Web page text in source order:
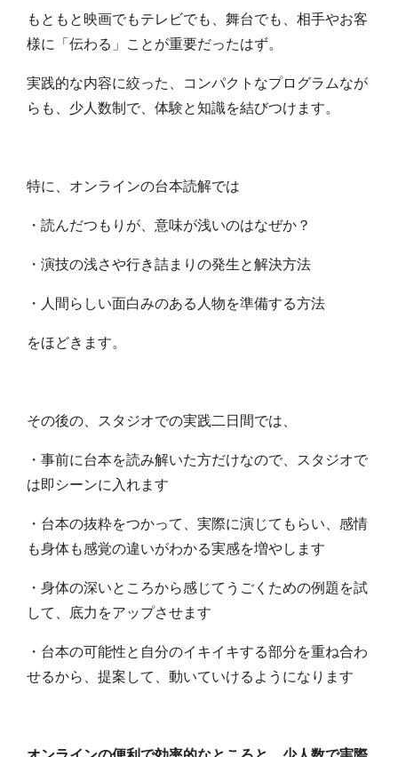
もともと映画でもテレビでも、舞台でも、相手やお客
様に「伝わる」ことが重要だったはず。
実践的な内容に絞った、コンパクトなプログラムなが
らも、少人数制で、体験と知識を結びつけます。
特に、オンラインの台本読解では
・読んだつもりが、意味が浅いのはなぜか？
・演技の浅さや行き詰まりの発生と解決方法
・人間らしい面白みのある人物を準備する方法
をほどきます。
その後の、スタジオでの実践二日間では、
・事前に台本を読み解いた方だけなので、スタジオで
は即シーンに入れます
・台本の抜粋をつかって、実際に演じてもらい、感情
も身体も感覚の違いがわかる実感を増やします
・身体の深いところから感じてうごくための例題を試
して、底力をアップさせます
・台本の可能性と自分のイキイキする部分を重ね合わ
せるから、提案して、動いていけるようになります